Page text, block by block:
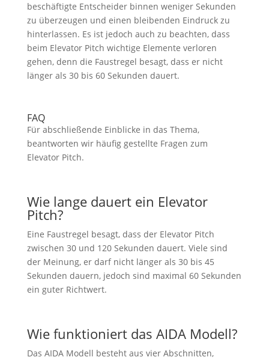
beschäftigte Entscheider binnen weniger Sekunden
zu überzeugen und einen bleibenden Eindruck zu
hinterlassen. Es ist jedoch auch zu beachten, dass
beim Elevator Pitch wichtige Elemente verloren
gehen, denn die Faustregel besagt, dass er nicht
länger als 30 bis 60 Sekunden dauert.
FAQ
Für abschließende Einblicke in das Thema,
beantworten wir häufig gestellte Fragen zum
Elevator Pitch.
Wie lange dauert ein Elevator
Pitch?
Eine Faustregel besagt, dass der Elevator Pitch
zwischen 30 und 120 Sekunden dauert. Viele sind
der Meinung, er darf nicht länger als 30 bis 45
Sekunden dauern, jedoch sind maximal 60 Sekunden
ein guter Richtwert.
Wie funktioniert das AIDA Modell?
Das AIDA Modell besteht aus vier Abschnitten,